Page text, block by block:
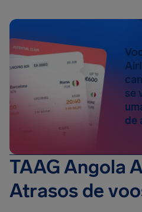
se
de
TAAG Angola
Atrasos de